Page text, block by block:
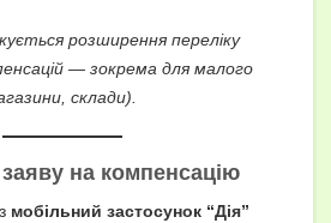
розширення переліку
— зокрема для малого
склади).
на компенсацію
мобільний застосунок “Дія”